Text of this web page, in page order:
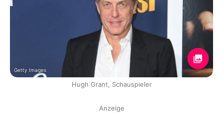
Getty Images
Hugh Grant, Schauspieler
Anzeige